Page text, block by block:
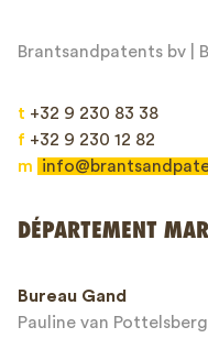
This site is protected by
Brantsandpatents bv |
t +32 9 230 83 38
f +32 9 230 12 82
m
DÉPARTEMENT
Bureau Gand
Pauline van